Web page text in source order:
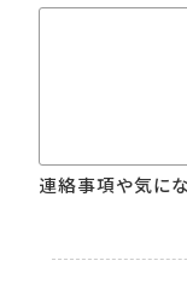
連絡事項や気に